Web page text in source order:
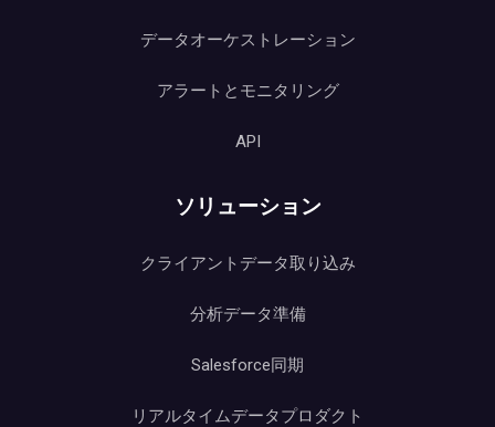
データオーケストレーション
アラートとモニタリング
API
ソリューション
クライアントデータ取り込み
分析データ準備
Salesforce同期
リアルタイムデータプロダクト